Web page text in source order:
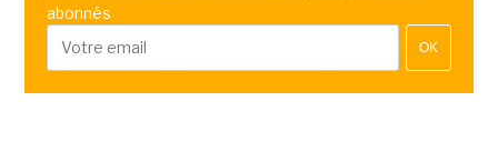
abonnés
OK